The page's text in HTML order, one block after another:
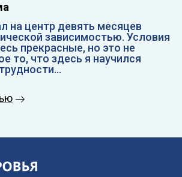
на центр девять месяцев
зависимостью. Условия
прекрасные, но это не
то, что здесь я научился